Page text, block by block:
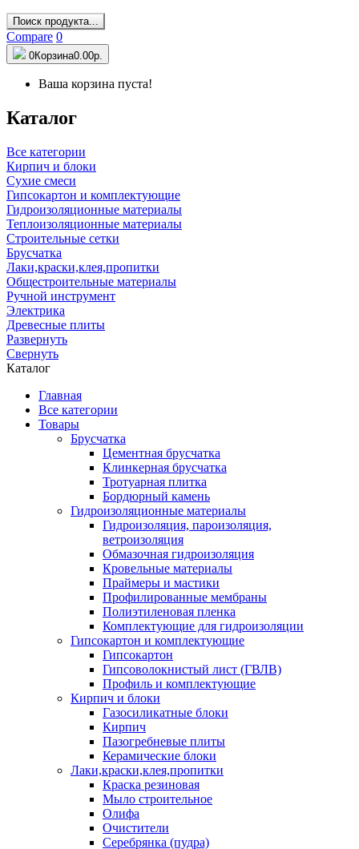
Поиск продукта...
Compare 0
0Корзина0.00р.
Ваша корзина пуста!
Каталог
Все категории
Кирпич и блоки
Сухие смеси
Гипсокартон и комплектующие
Гидроизоляционные материалы
Теплоизоляционные материалы
Строительные сетки
Брусчатка
Лаки,краски,клея,пропитки
Общестроительные материалы
Ручной инструмент
Электрика
Древесные плиты
Развернуть
Свернуть
Каталог
Главная
Все категории
Товары
Брусчатка
Цементная брусчатка
Клинкерная брусчатка
Тротуарная плитка
Бордюрный камень
Гидроизоляционные материалы
Гидроизоляция, пароизоляция,
ветроизоляция
Обмазочная гидроизоляция
Кровельные материалы
Праймеры и мастики
Профилированные мембраны
Полиэтиленовая пленка
Комплектующие для гидроизоляции
Гипсокартон и комплектующие
Гипсокартон
Гипсоволокнистый лист (ГВЛВ)
Профиль и комплектующие
Кирпич и блоки
Газосиликатные блоки
Кирпич
Пазогребневые плиты
Керамические блоки
Лаки,краски,клея,пропитки
Краска резиновая
Мыло строительное
Олифа
Очистители
Серебрянка (пудра)